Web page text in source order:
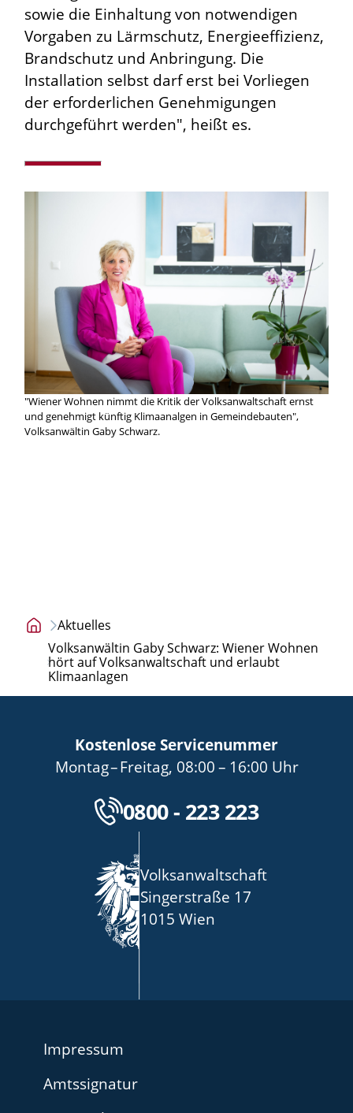
sowie die Einhaltung von notwendigen
Vorgaben zu Lärmschutz, Energieeffizienz,
Brandschutz und Anbringung. Die
Installation selbst darf erst bei Vorliegen
der erforderlichen Genehmigungen
durchgeführt werden", heißt es.
"Wiener Wohnen nimmt die Kritik der Volksanwaltschaft ernst
und genehmigt künftig Klimaanalgen in Gemeindebauten",
Volksanwältin Gaby Schwarz.
Startseite
Aktuelles
Volksanwältin Gaby Schwarz: Wiener Wohnen
hört auf Volksanwaltschaft und erlaubt
Klimaanlagen
Kostenlose Servicenummer
Montagbis
–Freitag, von
08:00– bis
16:00 Uhr
Kostenlose
0800 - 223 223
Volksanwaltschaft
Singerstraße 17
1015 Wien
Impressum
Amtssignatur